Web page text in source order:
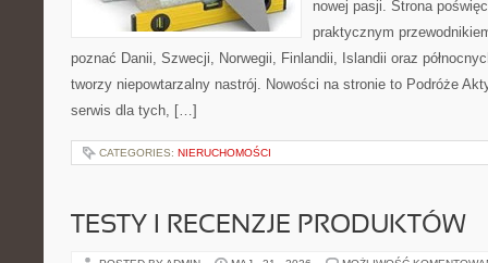
nowej pasji. Strona
praktycznym
poznać Danii, Szwecji, Norwegii, Finlandii, Islandii oraz
tworzy niepowtarzalny nastrój. Nowości na stronie to Podróże
serwis dla tych, […]
CATEGORIES: NIERUCHOMOŚCI
TESTY I RECENZJE PRODUKTÓW